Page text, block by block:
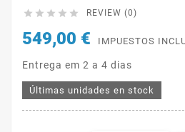
     REVIEW (0)
549,00 € IMPUESTOS
Entrega em 2 a 4 dias
Últimas unidades en stock